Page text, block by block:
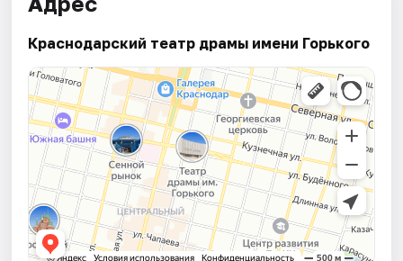
Краснодарский театр драмы имени Горького